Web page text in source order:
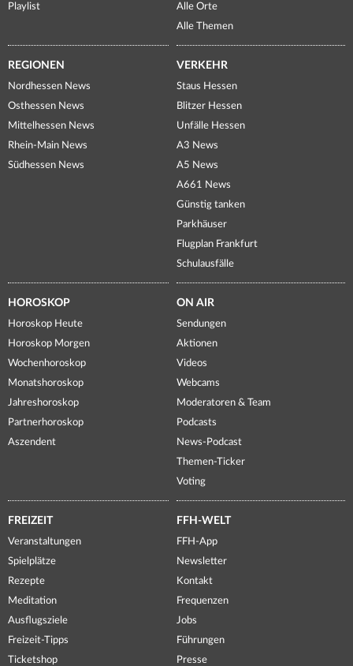
Playlist
Alle Orte
Alle Themen
REGIONEN
Nordhessen News
Osthessen News
Mittelhessen News
Rhein-Main News
Südhessen News
VERKEHR
Staus Hessen
Blitzer Hessen
Unfälle Hessen
A3 News
A5 News
A661 News
Günstig tanken
Parkhäuser
Flugplan Frankfurt
Schulausfälle
HOROSKOP
Horoskop Heute
Horoskop Morgen
Wochenhoroskop
Monatshoroskop
Jahreshoroskop
Partnerhoroskop
Aszendent
ON AIR
Sendungen
Aktionen
Videos
Webcams
Moderatoren & Team
Podcasts
News-Podcast
Themen-Ticker
Voting
FREIZEIT
Veranstaltungen
Spielplätze
Rezepte
Meditation
Ausflugsziele
Freizeit-Tipps
Ticketshop
FFH-WELT
FFH-App
Newsletter
Kontakt
Frequenzen
Jobs
Führungen
Presse